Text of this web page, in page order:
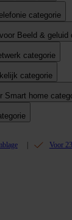
categorie
Beeld & geluid
categorie
categorie
Smart home
Voor